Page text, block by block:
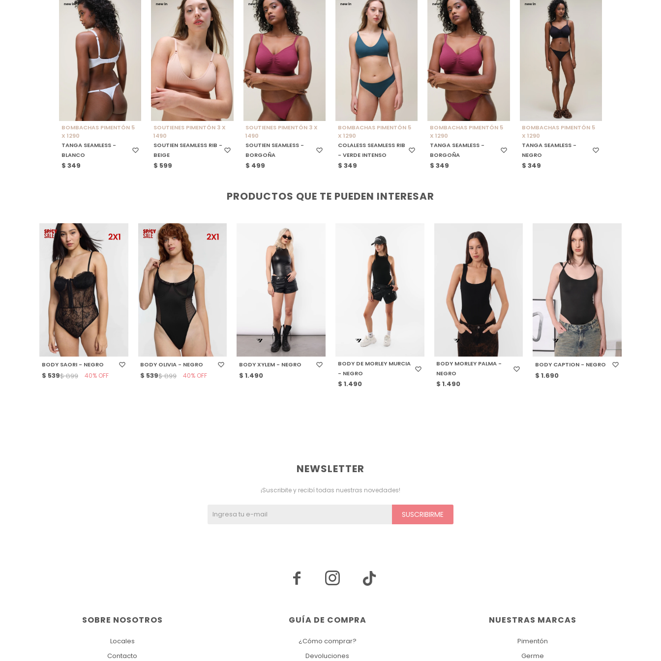
SELECCIONAR TALLE
BOMBACHAS PIMENTÓN 5
X 1290
TANGA SEAMLESS -
BLANCO
$ 349
SELECCIONAR TALLE
SOUTIENES PIMENTÓN 3 X
1490
SOUTIEN SEAMLESS RIB -
BEIGE
$ 599
SELECCIONAR TALLE
SOUTIENES PIMENTÓN 3 X
1490
SOUTIEN SEAMLESS -
BORGOÑA
$ 499
SELECCIONAR TALLE
BOMBACHAS PIMENTÓN 5
X 1290
COLALESS SEAMLESS RIB
- VERDE INTENSO
$ 349
SELECCIONAR TALLE
BOMBACHAS PIMENTÓN 5
X 1290
TANGA SEAMLESS -
BORGOÑA
$ 349
SELECCIONAR TALLE
BOMBACHAS PIMENTÓN 5
X 1290
TANGA SEAMLESS -
NEGRO
$ 349
PRODUCTOS QUE TE PUEDEN INTERESAR
SELECCIONAR TALLE
BODY SAORI - NEGRO
$ 539$ 899 40
SELECCIONAR TALLE
BODY OLIVIA - NEGRO
$ 539$ 899 40
SELECCIONAR TALLE
BODY XYLEM - NEGRO
$ 1.490
SELECCIONAR TALLE
BODY DE MORLEY MURCIA
- NEGRO
$ 1.490
SELECCIONAR TALLE
BODY MORLEY PALMA -
NEGRO
$ 1.490
SELECCIONAR TALLE
BODY CAPTION - NEGRO
$ 1.690
NUESTRAS MARCAS
Pimentón
Germe
GUÍA DE COMPRA
¿Cómo comprar?
Devoluciones
SOBRE NOSOTROS
Locales
Contacto
NEWSLETTER
¡Suscribite y recibí todas nuestras novedades!
SUSCRIBIRME
 